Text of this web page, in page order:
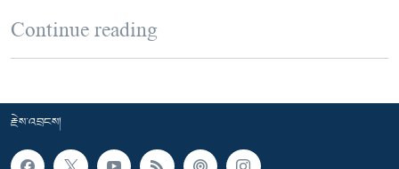
Continue reading
རྗེས་འབྲངས།